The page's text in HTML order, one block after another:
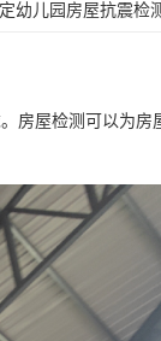
幼儿园房屋抗震检
房屋检测可以为房